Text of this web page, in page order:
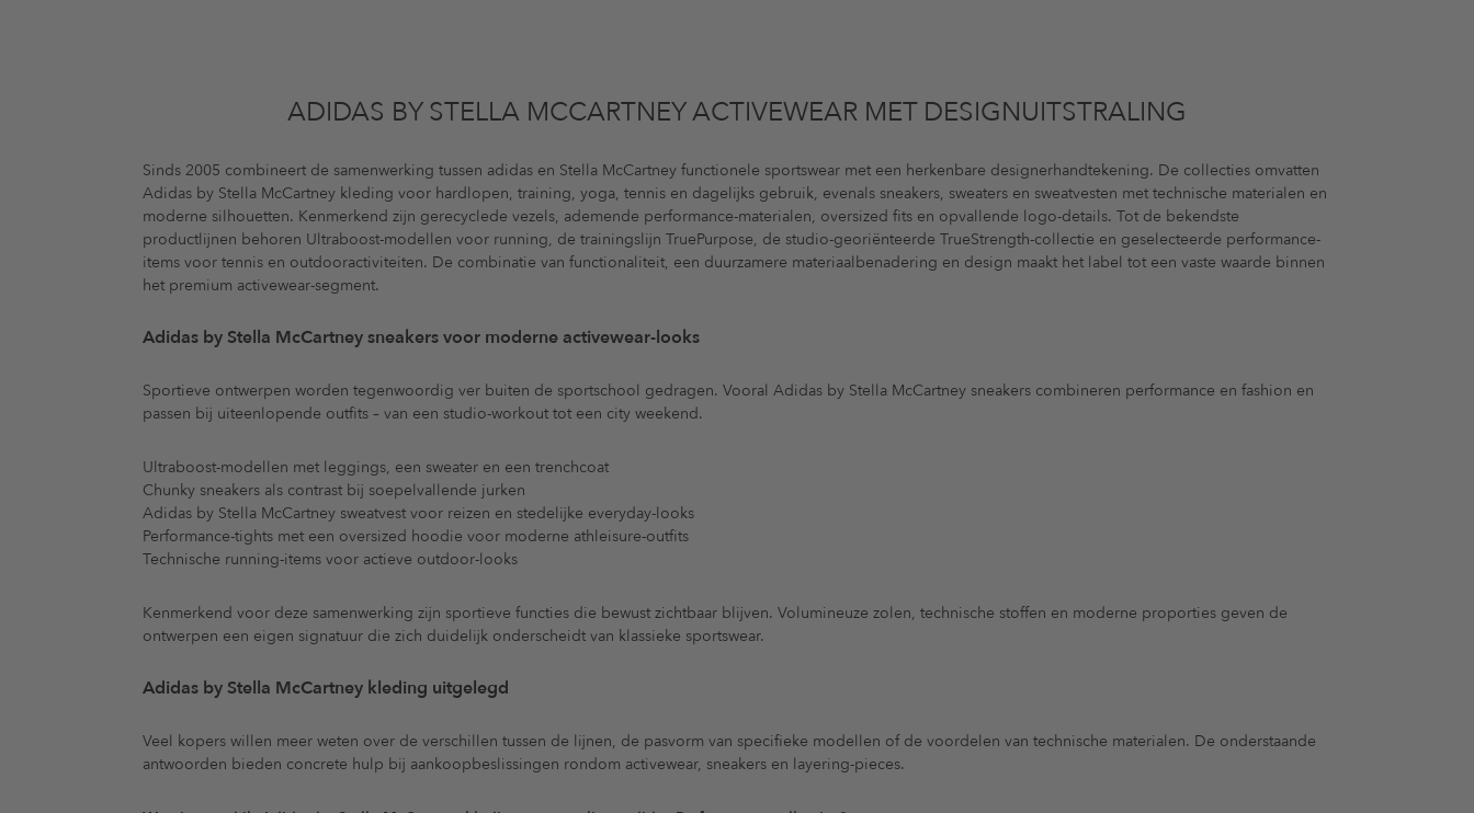
ADIDAS BY STELLA MCCARTNEY ACTIVEWEAR MET DESIGNUITSTRALING
Sinds 2005 combineert de samenwerking tussen adidas en Stella McCartney functionele sportswear met een herkenbare designerhandtekening. De collecties omvatten
Adidas by Stella McCartney kleding voor hardlopen, training, yoga, tennis en dagelijks gebruik, evenals sneakers, sweaters en sweatvesten met technische materialen en
moderne silhouetten. Kenmerkend zijn gerecyclede vezels, ademende performance-materialen, oversized fits en opvallende logo-details. Tot de bekendste
productlijnen behoren Ultraboost-modellen voor running, de trainingslijn TruePurpose, de studio-georiënteerde TrueStrength-collectie en geselecteerde performance-
items voor tennis en outdooractiviteiten. De combinatie van functionaliteit, een duurzamere materiaalbenadering en design maakt het label tot een vaste waarde binnen
het premium activewear-segment.
Adidas by Stella McCartney sneakers voor moderne activewear-looks
Sportieve ontwerpen worden tegenwoordig ver buiten de sportschool gedragen. Vooral Adidas by Stella McCartney sneakers combineren performance en fashion en
passen bij uiteenlopende outfits – van een studio-workout tot een city weekend.
Ultraboost-modellen met leggings, een sweater en een trenchcoat
Chunky sneakers als contrast bij soepelvallende jurken
Adidas by Stella McCartney sweatvest voor reizen en stedelijke everyday-looks
Performance-tights met een oversized hoodie voor moderne athleisure-outfits
Technische running-items voor actieve outdoor-looks
Kenmerkend voor deze samenwerking zijn sportieve functies die bewust zichtbaar blijven. Volumineuze zolen, technische stoffen en moderne proporties geven de
ontwerpen een eigen signatuur die zich duidelijk onderscheidt van klassieke sportswear.
Adidas by Stella McCartney kleding uitgelegd
Veel kopers willen meer weten over de verschillen tussen de lijnen, de pasvorm van specifieke modellen of de voordelen van technische materialen. De onderstaande
antwoorden bieden concrete hulp bij aankoopbeslissingen rondom activewear, sneakers en layering-pieces.